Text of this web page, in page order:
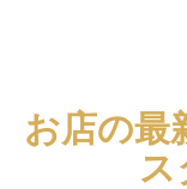
お店の最